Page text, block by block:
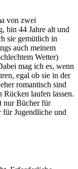
von zwei
bin 44 Jahre alt und
sie gemütlich in
auch meinem
Wetter)
mag ich es, wenn
egal ob sie in der
romantisch sind
Rücken laufen lassen.
nur Bücher für
für Jugendliche und